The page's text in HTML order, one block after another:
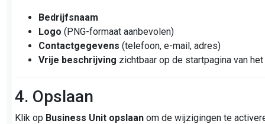
Bedrijfsnaam
Logo (PNG-formaat aanbevolen)
Contactgegevens (telefoon, e-mail, adres)
Vrije beschrijving zichtbaar op de startpagina van
4. Opslaan
Klik op Business Unit opslaan om de wijzigingen te